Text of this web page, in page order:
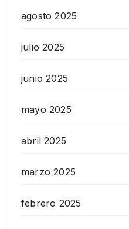
agosto 2025
julio 2025
junio 2025
mayo 2025
abril 2025
marzo 2025
febrero 2025